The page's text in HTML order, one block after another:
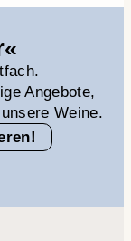
Angebote,
Weine.